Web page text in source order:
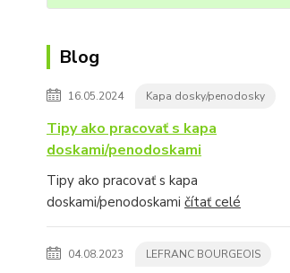
Blog
16.05.2024 Kapa dosky/penodosky
Tipy ako pracovať s kapa
doskami/penodoskami
Tipy ako pracovať s kapa
doskami/penodoskami čítať celé
04.08.2023 LEFRANC BOURGEOIS